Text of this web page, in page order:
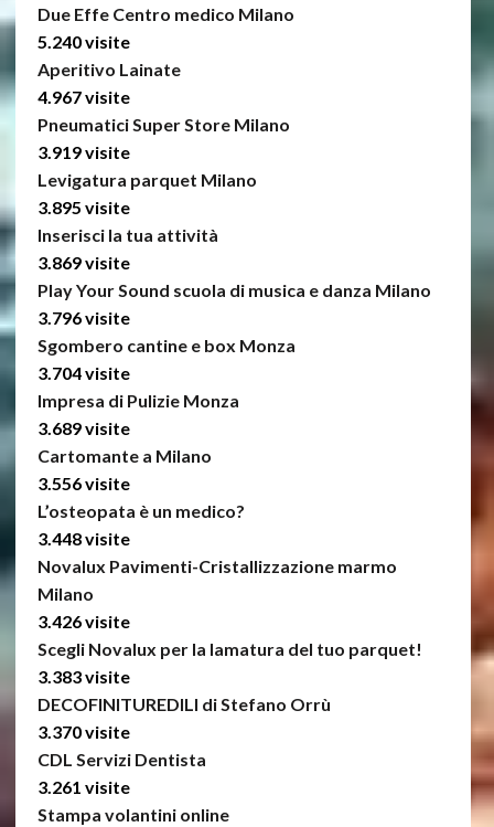
Due Effe Centro medico Milano
5.240 visite
Aperitivo Lainate
4.967 visite
Pneumatici Super Store Milano
3.919 visite
Levigatura parquet Milano
3.895 visite
Inserisci la tua attività
3.869 visite
Play Your Sound scuola di musica e danza Milano
3.796 visite
Sgombero cantine e box Monza
3.704 visite
Impresa di Pulizie Monza
3.689 visite
Cartomante a Milano
3.556 visite
L’osteopata è un medico?
3.448 visite
Novalux Pavimenti-Cristallizzazione marmo
Milano
3.426 visite
Scegli Novalux per la lamatura del tuo parquet!
3.383 visite
DECOFINITUREDILI di Stefano Orrù
3.370 visite
CDL Servizi Dentista
3.261 visite
Stampa volantini online